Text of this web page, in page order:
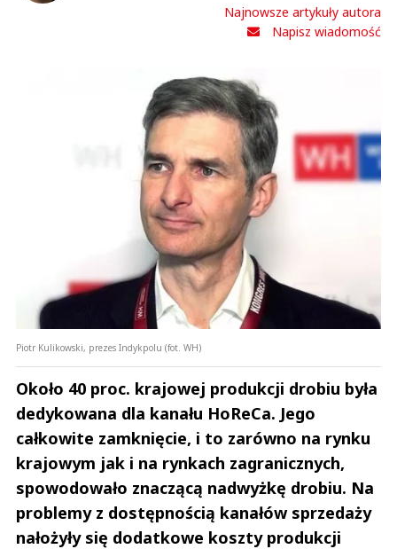
Najnowsze artykuły autora
Napisz wiadomość
Piotr Kulikowski, prezes Indykpolu (fot. WH)
Około 40 proc. krajowej produkcji drobiu była
dedykowana dla kanału HoReCa. Jego
całkowite zamknięcie, i to zarówno na rynku
krajowym jak i na rynkach zagranicznych,
spowodowało znaczącą nadwyżkę drobiu. Na
problemy z dostępnością kanałów sprzedaży
nałożyły się dodatkowe koszty produkcji